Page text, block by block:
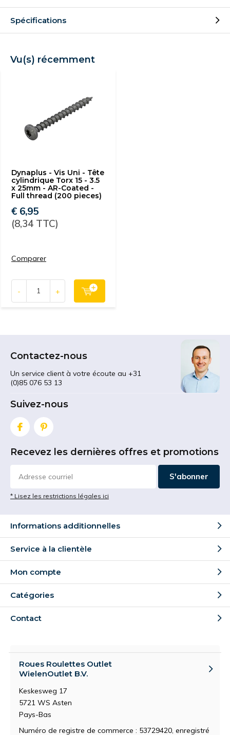
Spécifications
Vu(s) récemment
Dynaplus - Vis Uni - Tête
cylindrique Torx 15 - 3.5
x 25mm - AR-Coated -
Full thread (200 pieces)
€ 6,95
(8,34 TTC)
Comparer
- +
Contactez-nous
Un service client à votre écoute au +31
(0)85 076 53 13
Suivez-nous
Recevez les dernières offres et promotions
S'abonner
* Lisez les restrictions légales ici
Informations additionnelles
Service à la clientèle
Mon compte
Catégories
Contact
Roues Roulettes Outlet
WielenOutlet B.V.
Keskesweg 17
5721 WS Asten
Pays-Bas
Numéro de registre de commerce : 53729420, enregistré